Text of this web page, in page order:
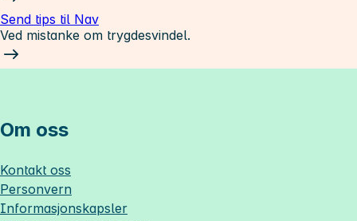
Send tips til Nav
Ved mistanke om trygdesvindel.
Om oss
Kontakt oss
Personvern
Informasjonskapsler